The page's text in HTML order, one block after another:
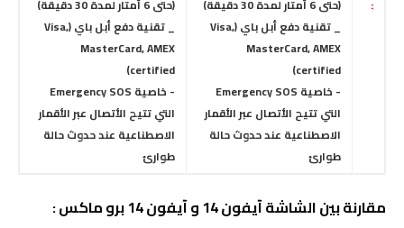
:
(حتى 6 أمتار لمدة 30 دقيقة)
_ تقنية دفع أبل باي (Visa,
MasterCard, AMEX
certified)
- خاصية Emergency SOS
التي تتيح الأتصال عبر الأقمار
الاصطناعية عند حدوث حالة
طوارئ
(حتى 6 أمتار لمدة 30 دقيقة)
_ تقنية دفع أبل باي (Visa,
MasterCard, AMEX
certified)
- خاصية Emergency SOS
التي تتيح الأتصال عبر الأقمار
الاصطناعية عند حدوث حالة
طوارئ
مقارنة بين الشاشةآيفون 14 و آيفون 14 برو ماكس :